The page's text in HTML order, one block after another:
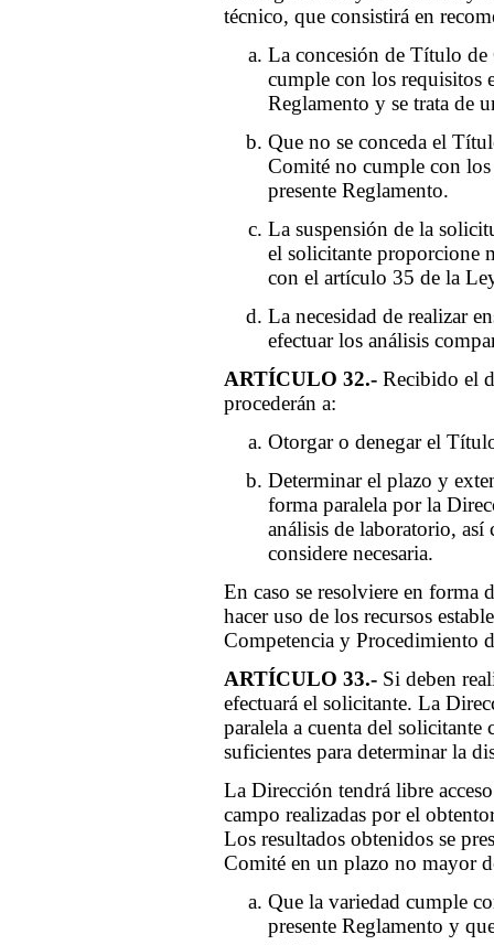
técnico, que consistirá en
La concesión de Título
cumple con los requisitos
Reglamento y se trata de
Que no se conceda el
Comité no cumple con
presente Reglamento.
La suspensión de la
el solicitante proporcione
con el artículo 35 de la
La necesidad de realizar
efectuar los análisis
ARTÍCULO 32.- Recibido el
procederán a:
Otorgar o denegar el
Determinar el plazo y
forma paralela por la
análisis de laboratorio,
considere necesaria.
En caso se resolviere en forma
hacer uso de los recursos
Competencia y Procedimiento
ARTÍCULO 33.- Si deben
efectuará el solicitante. La
paralela a cuenta del
suficientes para determinar la
La Dirección tendrá libre
campo realizadas por el
Los resultados obtenidos se
Comité en un plazo no mayor
Que la variedad cumple
presente Reglamento y